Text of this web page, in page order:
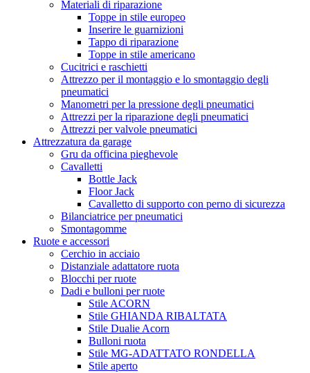
Materiali di riparazione
Toppe in stile europeo
Inserire le guarnizioni
Tappo di riparazione
Toppe in stile americano
Cucitrici e raschietti
Attrezzo per il montaggio e lo smontaggio degli
pneumatici
Manometri per la pressione degli pneumatici
Attrezzi per la riparazione degli pneumatici
Attrezzi per valvole pneumatici
Attrezzatura da garage
Gru da officina pieghevole
Cavalletti
Bottle Jack
Floor Jack
Cavalletto di supporto con perno di sicurezza
Bilanciatrice per pneumatici
Smontagomme
Ruote e accessori
Cerchio in acciaio
Distanziale adattatore ruota
Blocchi per ruote
Dadi e bulloni per ruote
Stile ACORN
Stile GHIANDA RIBALTATA
Stile Dualie Acorn
Bulloni ruota
Stile MG-ADATTATO RONDELLA
Stile aperto